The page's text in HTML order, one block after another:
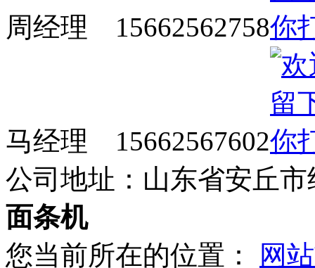
周经理 15662562758
马经理 15662567602
公司地址：山东省安丘
面条机
您当前所在的位置：
网